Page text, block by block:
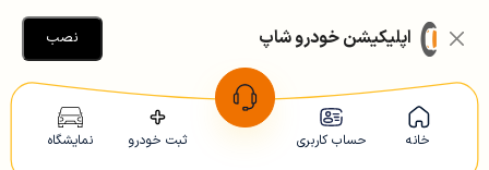
خانه حساب کاربری ثبت خودرو نمایشگاه🎯 خدمات تخصصی فروش اقساطی خودروشاپ:
اپلیکیشن خودرو شاپ نصب